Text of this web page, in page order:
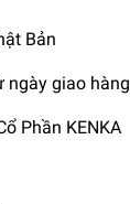
Bản
ngày giao hàng
Phần KENKA